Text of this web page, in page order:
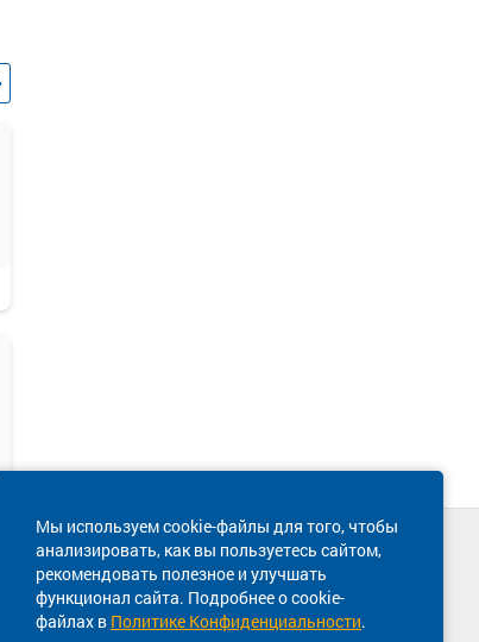
Мы используем cookie-файлы для того, чтобы
анализировать, как вы пользуетесь сайтом,
рекомендовать полезное и улучшать
функционал сайта. Подробнее о cookie-
файлах в Политике Конфиденциальности.
Техническая поддержка сайта
8 800 600-03-38